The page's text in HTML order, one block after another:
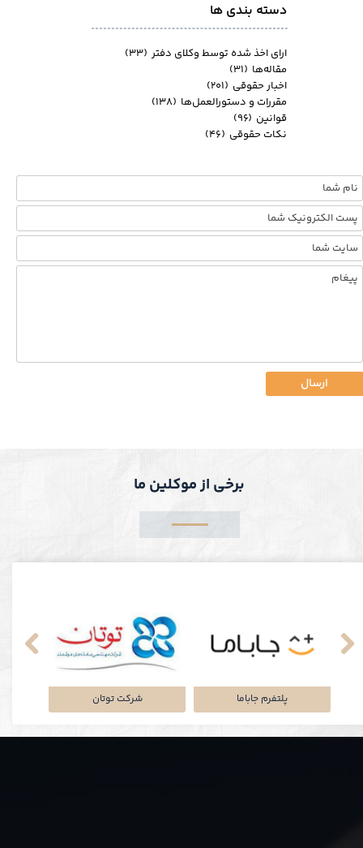
ارسال
دسته بندی ها
ارای اخذ شده توسط وکلای دفتر (۳۳)
مقاله‌ها (۳۱)
اخبار حقوقی (۲۰۱)
مقررات و دستورالعمل‌ها (۱۳۸)
قوانین (۹۶)
نکات حقوقی (۴۶)
شرکت توتان پلتفرم جاباما
برخی از موکلین ما